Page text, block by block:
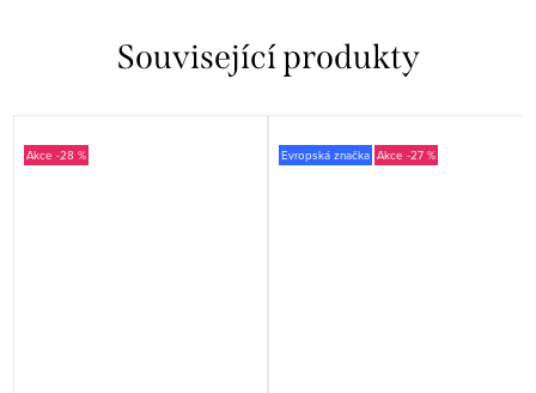
Související produkty
-28 % Evropská značka -27 %